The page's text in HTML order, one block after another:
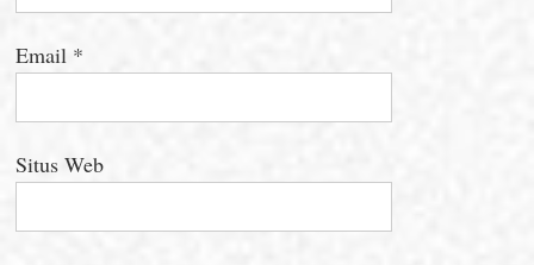
Email *
Situs Web